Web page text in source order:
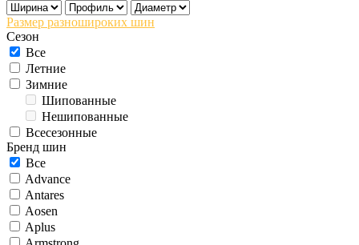
Размер разношироких шин
Сезон
Все
Летние
Зимние
Шипованные
Нешипованные
Всесезонные
Бренд шин
Все
Advance
Antares
Aosen
Aplus